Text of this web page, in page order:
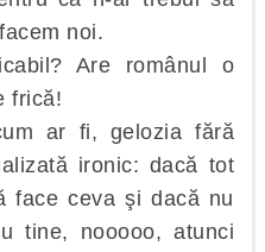
noi.
Are românul o
frică!
ar fi, gelozia fără
ironic: dacă tot
face ceva şi dacă nu
tine, nooooo, atunci